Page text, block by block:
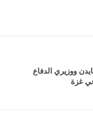
ووزيري الدفاع
في غزة